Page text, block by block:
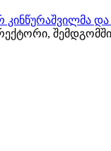
კინწურაშვილმა
შემდგომში